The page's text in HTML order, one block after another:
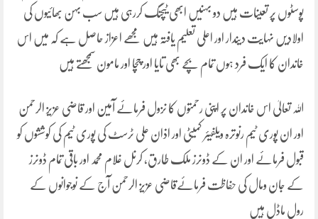
پوسٹوں پر تعینات ہیں دو بہنیں ابھی ٹیچنگ کررہی ہیں سب بہن بھائیوں کی
اولادیں نہایت دیندار اور اعلی تعلیم یافتہ ہیں مجھے اعزاز حاصل ہے کہ میں اس
خاندان کا ایک فرد ہوں تمام بچے بھی تایا اور چچا اور مامون سمجھتے ہیں
اللہ تعالیٰ اس خاندان پر اپنی رحمتوں کا نزول فرمائے آمین اور قاضی عزیز الرحمن
اور ان پوری ٹیم رنوترہ ویلفیئر کمیٹی اور اذان علی ٹرسٹ کی پوری ٹیم کی کوششوں کو
قبول فرمائے اور ان کے ڈونرز ملک طارق، کرنل غلام محمد اور باقی تمام ڈونرز
کے جان ومال کی حفاظت فرمائےقاضی عزیز الرحمن آج کے نوجوانوں کے
رول ماڈل ہیں